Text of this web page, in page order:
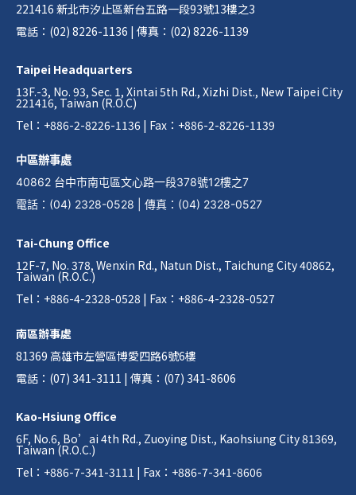
221416 新北市汐止區新台五路一段93號13樓之3
電話：(02) 8226-1136 | 傳真：(02) 8226-1139
Taipei Headquarters
13F.-3, No. 93, Sec. 1, Xintai 5th Rd., Xizhi Dist., New Taipei City
221416, Taiwan (R.O.C)
Tel：+886-2-8226-1136 | Fax：+886-2-8226-1139
中區辦事處
40862 台中市南屯區文心路一段378號12樓之7
電話 ： (04) 2328-0528 傳真 ： (04) 2328-0527
Tai-Chung Office
12F-7, No. 378, Wenxin Rd., Natun Dist., Taichung City 40862,
Taiwan (R.O.C.)
Tel：+886-4-2328-0528 | Fax：+886-4-2328-0527
南區辦事處
81369 高雄市左營區博愛四路6號6樓
電話：(07) 341-3111 | 傳真：(07) 341-8606
Kao-Hsiung Office
6F, No.6, Bo’ai 4th Rd., Zuoying Dist., Kaohsiung City 81369,
Taiwan (R.O.C.)
Tel：+886-7-341-3111 | Fax：+886-7-341-8606